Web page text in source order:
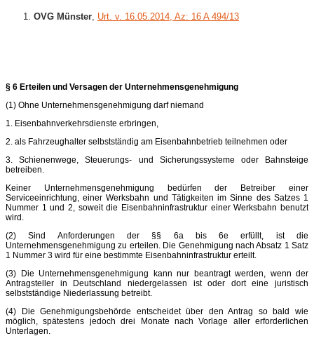
OVG Münster Urt. v. 16.05.2014, Az: 16 A 494/13
§ 6 Erteilen und Versagen der Unternehmensgenehmigung
(1) Ohne Unternehmensgenehmigung darf niemand
1. Eisenbahnverkehrsdienste erbringen,
2. als Fahrzeughalter selbstständig am Eisenbahnbetrieb teilnehmen oder
3. Schienenwege, Steuerungs- und Sicherungssysteme oder Bahnsteige
betreiben.
Keiner Unternehmensgenehmigung bedürfen der Betreiber einer
Serviceeinrichtung, einer Werksbahn und Tätigkeiten im Sinne des Satzes 1
Nummer 1 und 2, soweit die Eisenbahninfrastruktur einer Werksbahn benutzt
wird.
(2) Sind Anforderungen der §§ 6a bis 6e erfüllt, ist die
Unternehmensgenehmigung zu erteilen. Die Genehmigung nach Absatz 1 Satz
1 Nummer 3 wird für eine bestimmte Eisenbahninfrastruktur erteilt.
(3) Die Unternehmensgenehmigung kann nur beantragt werden, wenn der
Antragsteller in Deutschland niedergelassen ist oder dort eine juristisch
selbstständige Niederlassung betreibt.
(4) Die Genehmigungsbehörde entscheidet über den Antrag so bald wie
möglich, spätestens jedoch drei Monate nach Vorlage aller erforderlichen
Unterlagen.